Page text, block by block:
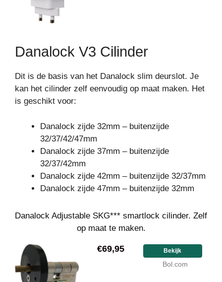
Danalock V3 Cilinder
Dit is de basis van het Danalock slim deurslot. Je
kan het cilinder zelf eenvoudig op maat maken. Het
is geschikt voor:
Danalock zijde 32mm – buitenzijde
32/37/42/47mm
Danalock zijde 37mm – buitenzijde
32/37/42mm
Danalock zijde 42mm – buitenzijde 32/37mm
Danalock zijde 47mm – buitenzijde 32mm
Danalock Adjustable SKG*** smartlock cilinder. Zelf
op maat te maken.
€69,95 Bekijk
Bol.com